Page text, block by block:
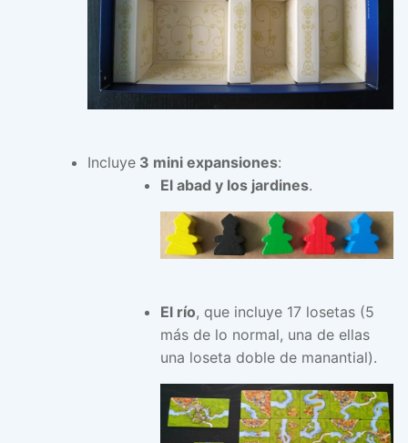
Incluye 3 mini expansiones:
El abad y los jardines.
El río, que incluye 17 losetas (5
más de lo normal, una de ellas
una loseta doble de manantial).